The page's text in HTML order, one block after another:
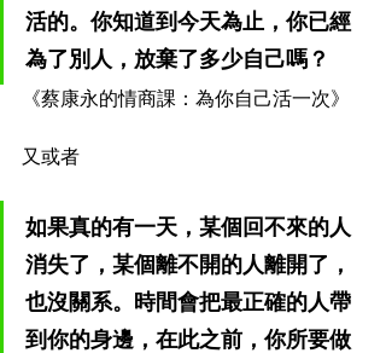
活的。你知道到今天為止，你已經
為了別人，放棄了多少自己嗎？
《蔡康永的情商課：為你自己活一次》
又或者
如果真的有一天，某個回不來的人
消失了，某個離不開的人離開了，
也沒關系。時間會把最正確的人帶
到你的身邊，在此之前，你所要做